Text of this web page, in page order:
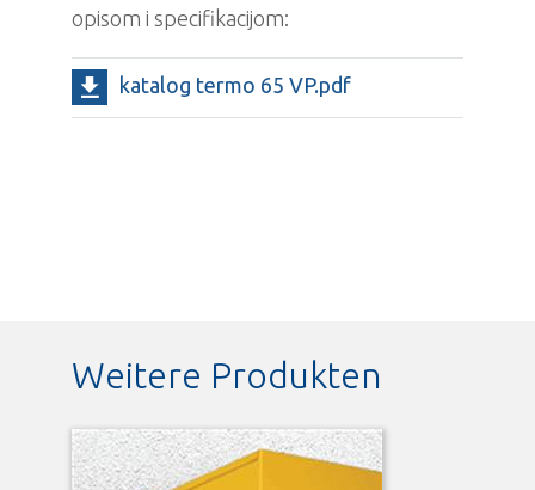
opisom i specifikacijom:
katalog termo 65 VP.pdf
Weitere Produkten